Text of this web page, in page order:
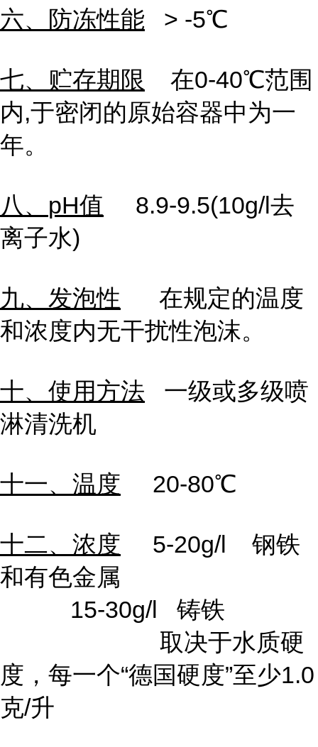
六、防冻性能 > -5℃
七、贮存期限 在0-40℃范围
内,于密闭的原始容器中为一
年。
八、 pH值 8.9-9.5(10g/l去
离子水)
九、发泡性 在规定的温度
和浓度内无干扰性泡沫。
十、使用方法 一级或多级喷
淋清洗机
十一、温度 20-80℃
十二、浓度 5-20g/l 钢铁
和有色金属
15-30g/l 铸铁
取决于水质硬
度，每一个“德国硬度”至少1.0
克/升